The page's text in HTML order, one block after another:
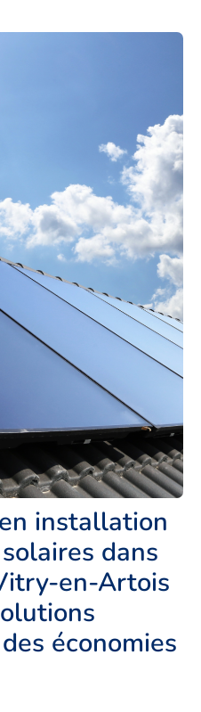
installation
dans
en-Artois
économies